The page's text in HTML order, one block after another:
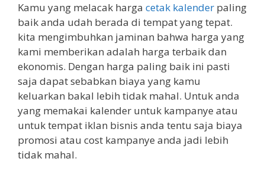
Kamu yang melacak harga cetak kalender paling
baik anda udah berada di tempat yang tepat.
kita mengimbuhkan jaminan bahwa harga yang
kami memberikan adalah harga terbaik dan
ekonomis. Dengan harga paling baik ini pasti
saja dapat sebabkan biaya yang kamu
keluarkan bakal lebih tidak mahal. Untuk anda
yang memakai kalender untuk kampanye atau
untuk tempat iklan bisnis anda tentu saja biaya
promosi atau cost kampanye anda jadi lebih
tidak mahal.